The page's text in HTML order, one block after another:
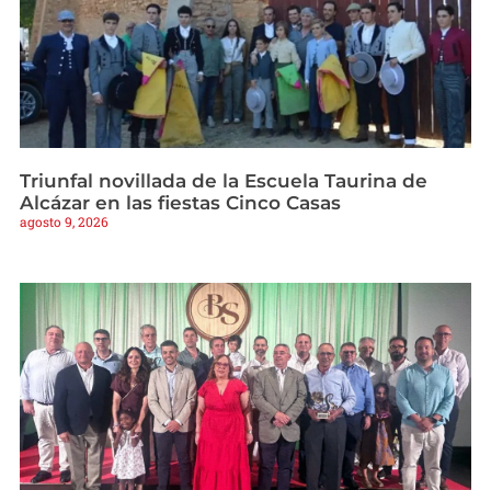
Triunfal novillada de la Escuela Taurina de
Alcázar en las fiestas Cinco Casas
agosto 9, 2026